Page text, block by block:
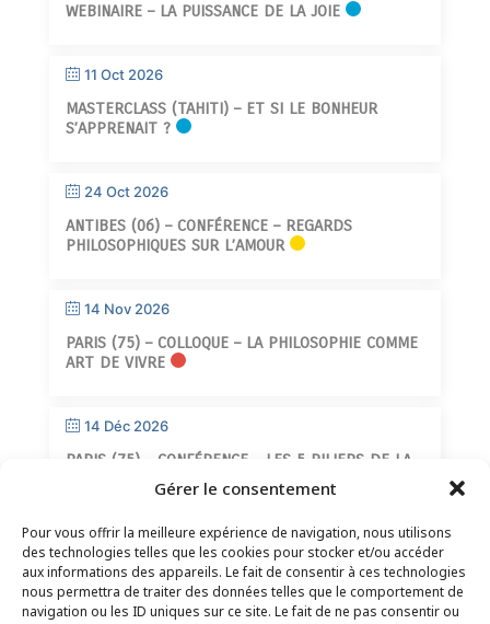
Gérer le consentement
Pour vous offrir la meilleure expérience de navigation, nous utilisons
des technologies telles que les cookies pour stocker et/ou accéder
aux informations des appareils. Le fait de consentir à ces technologies
nous permettra de traiter des données telles que le comportement de
navigation ou les ID uniques sur ce site. Le fait de ne pas consentir ou
WEBINAIRE – LA PUISSANCE DE LA JOIE
11 Oct 2026
MASTERCLASS (TAHITI) – ET SI LE BONHEUR
S’APPRENAIT ?
24 Oct 2026
ANTIBES (06) – CONFÉRENCE – REGARDS
PHILOSOPHIQUES SUR L’AMOUR
14 Nov 2026
PARIS (75) – COLLOQUE – LA PHILOSOPHIE COMME
ART DE VIVRE
14 Déc 2026
PARIS (75) – CONFÉRENCE – LES 5 PILIERS DE LA